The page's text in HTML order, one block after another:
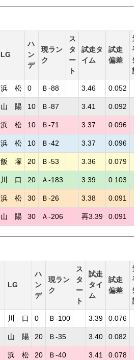
LG
ハ
ン
デ
現ラン
ク
ス
タ
ー
ト
試走タ
イム
試走
偏差
選
手
短
評
浜 松 0 Ｂ-88 3.46 0.052
山 陽 10 Ｂ-87 3.41 0.092
浜 松 10 Ｂ-71 3.37 0.096
浜 松 10 Ｂ-42 3.37 0.096
飯 塚 20 Ｂ-53 3.36 0.079
川 口 20 Ａ-183 3.39 0.103
浜 松 30 Ｂ-26 3.38 0.091
山 陽 30 Ａ-206 再3.39 0.091
LG
ハ
ン
デ
現ラン
ク
ス
タ
ー
ト
試走
タイ
ム
試走
偏差
選
手
短
評
川 口 0 Ｂ-100 3.39 0.076
山 陽 20 Ｂ-35 3.40 0.082
浜 松 20 Ｂ-40 3.41 0.078